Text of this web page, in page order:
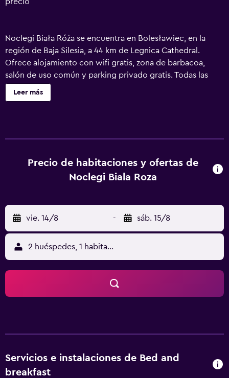
Noclegi Biała Róża se encuentra en Bolesławiec, en la
región de Baja Silesia, a 44 km de Legnica Cathedral.
Ofrece alojamiento con wifi gratis, zona de barbacoa,
salón de uso común y parking privado gratis. Todas las
unidades incluyen baño privado, aire acondicionado, TV
de pantalla plana y nevera. Hay una zona de estar y de
Leer más
Precio de habitaciones y ofertas de
Noclegi Biala Roza
vie. 14/8 - sáb. 15/8
2 huéspedes, 1 habitación
Servicios e instalaciones de Bed and
breakfast